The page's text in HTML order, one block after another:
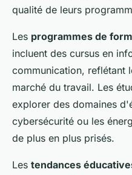
qualité de leurs
Les programmes de
incluent des cursus en
communication, reflétant
marché du travail. Les
explorer des domaines
cybersécurité ou les
de plus en plus prisés.
Les tendances